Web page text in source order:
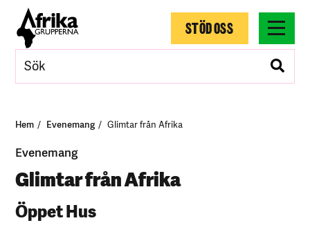
STÖD OSS
Hem Evenemang Glimtar från Afrika
Evenemang
Glimtar från Afrika
Öppet Hus